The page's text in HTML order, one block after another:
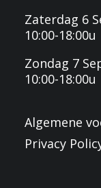
Zaterdag 6
10:00-18:00u
Zondag 7
10:00-18:00u
Algemene
Privacy